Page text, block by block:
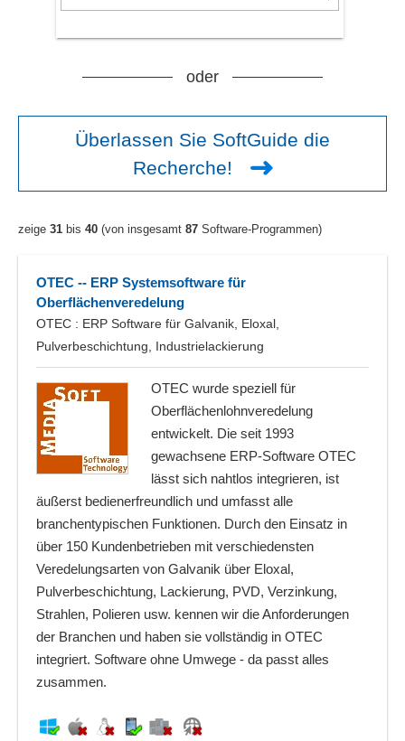
oder
Überlassen Sie SoftGuide die
Recherche!
zeige 31 bis 40 (von insgesamt 87 Software-Programmen)
OTEC -- ERP Systemsoftware für
Oberflächenveredelung
OTEC : ERP Software für Galvanik, Eloxal,
Pulverbeschichtung, Industrielackierung
OTEC wurde speziell für
Oberflächenlohnveredelung
entwickelt. Die seit 1993
gewachsene ERP-Software OTEC
lässt sich nahtlos integrieren, ist
äußerst bedienerfreundlich und umfasst alle
branchentypischen Funktionen. Durch den Einsatz in
über 150 Kundenbetrieben mit verschiedensten
Veredelungsarten von Galvanik über Eloxal,
Pulverbeschichtung, Lackierung, PVD, Verzinkung,
Strahlen, Polieren usw. kennen wir die Anforderungen
der Branchen und haben sie vollständig in OTEC
integriert. Software ohne Umwege - da passt alles
zusammen.